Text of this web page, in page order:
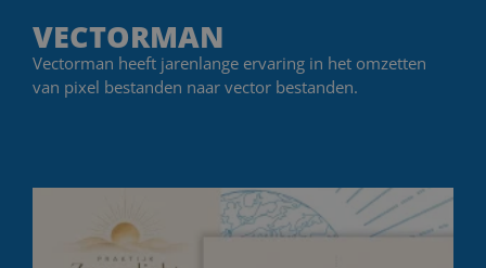
VECTORMAN
Vectorman heeft jarenlange ervaring in het omzetten
van pixel bestanden naar vector bestanden.